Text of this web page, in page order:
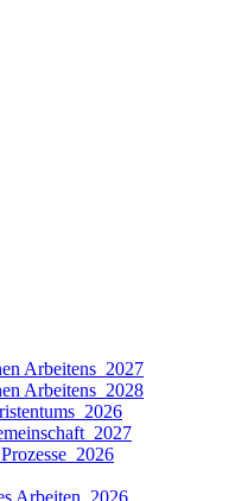
Arbeitens_2027
Arbeitens_2028
Arbeiten_2026